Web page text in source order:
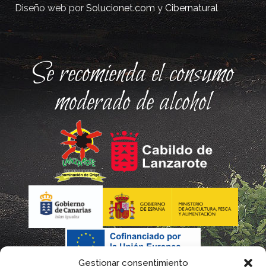
Gestionar consentimiento
Diseño web porSolucionet.comyCibernatural
Se recomienda el consumo
moderado de alcohol